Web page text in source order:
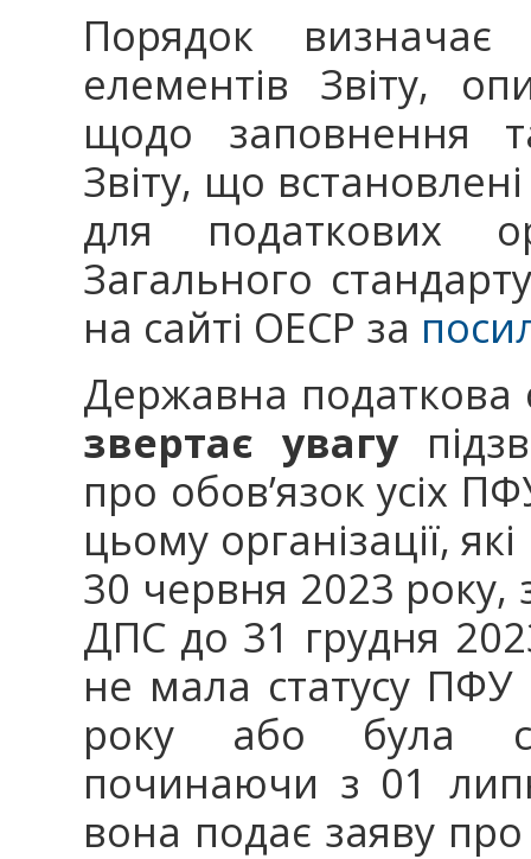
Порядок
елементів Звіту,
щодо заповнення
Звіту, що
для податкових
Загального
на сайті ОЕСР за
Державна податкова
звертає увагу
про обов’язок усіх
цьому організації,
30 червня 2023 року,
ДПС до 31 грудня
не мала статусу
року або була
починаючи з 01
вона подає заяву